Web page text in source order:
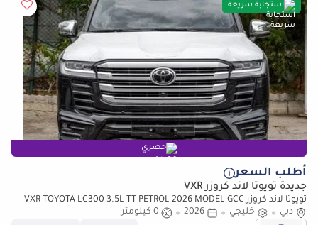
استجابة سريعة
حصري
أطلب السعر
جديدة تويوتا لاند كروزر VXR
تويوتا لاند كروزر VXR TOYOTA LC300 3.5L TT PETROL 2026 MODEL GCC
دبي
خليجي 2026
0 كيلومتر